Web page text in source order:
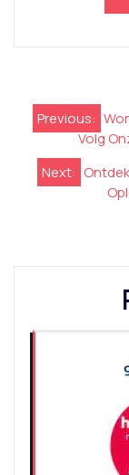
Previous:
Volg
Next: